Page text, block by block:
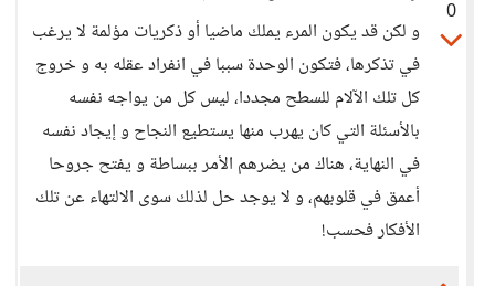
0
و لكن قد يكون المرء يملك ماضيا أو ذكريات مؤلمة لا يرغب
في تذكرها، فتكون الوحدة سببا في انفراد عقله به و خروج
كل تلك الآلام للسطح مجددا، ليس كل من يواجه نفسه
بالأسئلة التي كان يهرب منها يستطيع النجاح و إيجاد نفسه
في النهاية، هناك من يضرهم الأمر ببساطة و يفتح جروحا
أعمق في قلوبهم، و لا يوجد حل لذلك سوى الالتهاء عن تلك
الأفكار فحسب!